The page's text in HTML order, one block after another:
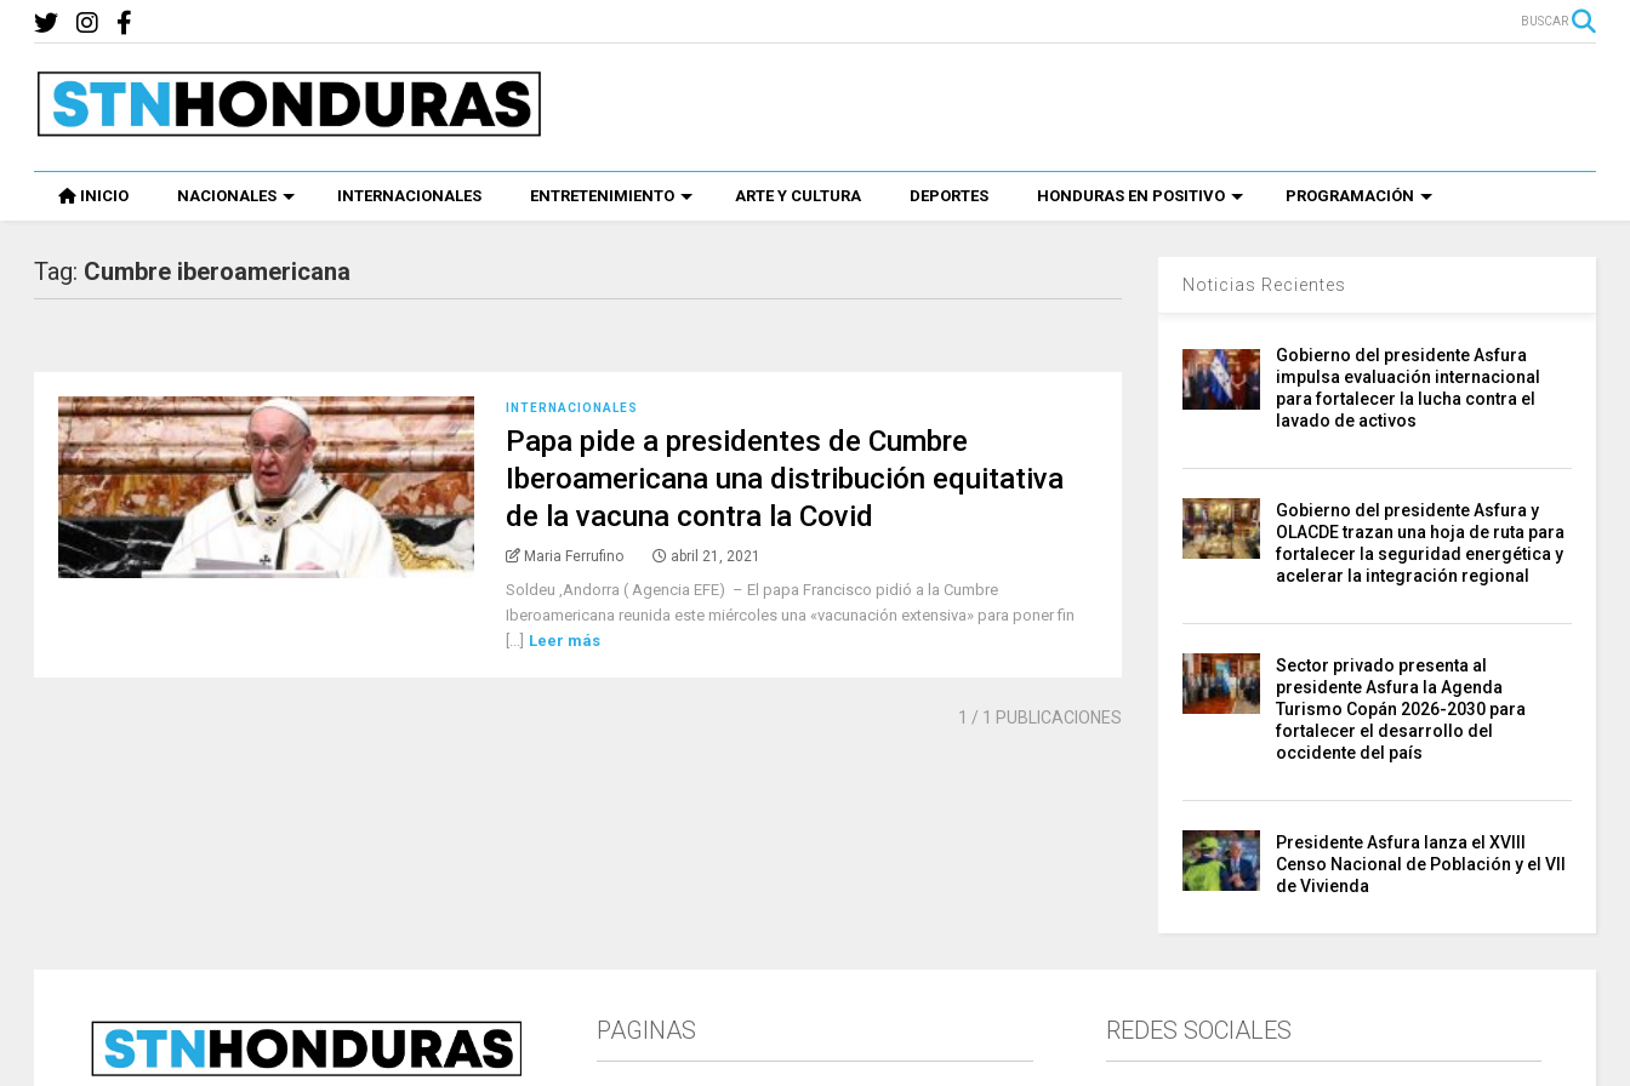
BUSCAR
INICIO NACIONALES INTERNACIONALES ENTRETENIMIENTO ARTE Y CULTURA DEPORTES HONDURAS EN POSITIVO PROGRAMACIÓN
Tag: Cumbre iberoamericana
INTERNACIONALES
Papa pide a presidentes de Cumbre
Iberoamericana una distribución equitativa
de la vacuna contra la Covid
Maria Ferrufino abril 21, 2021
Soldeu ,Andorra ( Agencia EFE) – El papa Francisco pidió a la Cumbre
Iberoamericana reunida este miércoles una «vacunación extensiva» para poner fin
[...] Leer más
1 / 1 PUBLICACIONES
Noticias Recientes
Gobierno del presidente Asfura
impulsa evaluación internacional
para fortalecer la lucha contra el
lavado de activos
Gobierno del presidente Asfura y
OLACDE trazan una hoja de ruta para
fortalecer la seguridad energética y
acelerar la integración regional
Sector privado presenta al
presidente Asfura la Agenda
Turismo Copán 2026-2030 para
fortalecer el desarrollo del
occidente del país
Presidente Asfura lanza el XVIII
Censo Nacional de Población y el VII
de Vivienda
PAGINAS REDES SOCIALES